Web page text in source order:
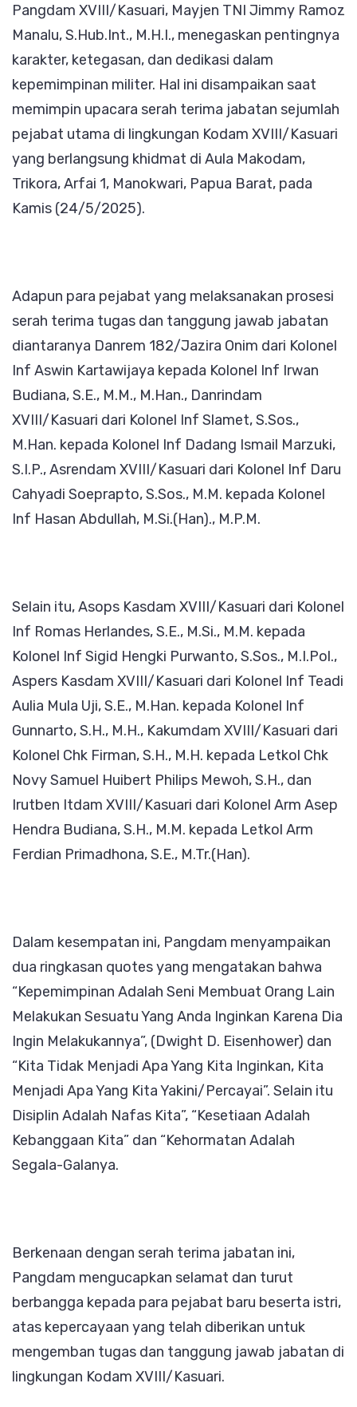
Berkarakter
serta
Pangdam XVIII/Kasuari, Mayjen TNI Jimmy Ramoz
Manalu, S.Hub.Int., M.H.I., menegaskan pentingnya
karakter, ketegasan, dan dedikasi dalam
kepemimpinan militer. Hal ini disampaikan saat
memimpin upacara serah terima jabatan sejumlah
pejabat utama di lingkungan Kodam XVIII/Kasuari
yang berlangsung khidmat di Aula Makodam,
Trikora, Arfai 1, Manokwari, Papua Barat, pada
Kamis (24/5/2025).
Adapun para pejabat yang melaksanakan prosesi
serah terima tugas dan tanggung jawab jabatan
diantaranya Danrem 182/Jazira Onim dari Kolonel
Inf Aswin Kartawijaya kepada Kolonel Inf Irwan
Budiana, S.E., M.M., M.Han., Danrindam
XVIII/Kasuari dari Kolonel Inf Slamet, S.Sos.,
M.Han. kepada Kolonel Inf Dadang Ismail Marzuki,
S.I.P., Asrendam XVIII/Kasuari dari Kolonel Inf Daru
Cahyadi Soeprapto, S.Sos., M.M. kepada Kolonel
Inf Hasan Abdullah, M.Si.(Han)., M.P.M.
Selain itu, Asops Kasdam XVIII/Kasuari dari Kolonel
Inf Romas Herlandes, S.E., M.Si., M.M. kepada
Kolonel Inf Sigid Hengki Purwanto, S.Sos., M.I.Pol.,
Aspers Kasdam XVIII/Kasuari dari Kolonel Inf Teadi
Aulia Mula Uji, S.E., M.Han. kepada Kolonel Inf
Gunnarto, S.H., M.H., Kakumdam XVIII/Kasuari dari
Kolonel Chk Firman, S.H., M.H. kepada Letkol Chk
Novy Samuel Huibert Philips Mewoh, S.H., dan
Irutben Itdam XVIII/Kasuari dari Kolonel Arm Asep
Hendra Budiana, S.H., M.M. kepada Letkol Arm
Ferdian Primadhona, S.E., M.Tr.(Han).
Dalam kesempatan ini, Pangdam menyampaikan
dua ringkasan quotes yang mengatakan bahwa
“Kepemimpinan Adalah Seni Membuat Orang Lain
Melakukan Sesuatu Yang Anda Inginkan Karena Dia
Ingin Melakukannya”, (Dwight D. Eisenhower) dan
“Kita Tidak Menjadi Apa Yang Kita Inginkan, Kita
Menjadi Apa Yang Kita Yakini/Percayai”. Selain itu
Disiplin Adalah Nafas Kita”, “Kesetiaan Adalah
Kebanggaan Kita” dan “Kehormatan Adalah
Segala-Galanya.
Berkenaan dengan serah terima jabatan ini,
Pangdam mengucapkan selamat dan turut
berbangga kepada para pejabat baru beserta istri,
atas kepercayaan yang telah diberikan untuk
mengemban tugas dan tanggung jawab jabatan di
lingkungan Kodam XVIII/Kasuari.